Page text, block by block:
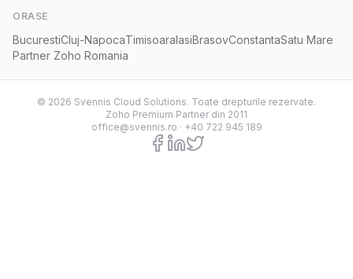
ORASE
BucurestiCluj-NapocaTimisoaraIasiBrasovConstantaSatu Mare
Partner Zoho Romania
© 2026 Svennis Cloud Solutions. Toate drepturile rezervate.
Zoho Premium Partner din 2011
office@svennis.ro · +40 722 945 189